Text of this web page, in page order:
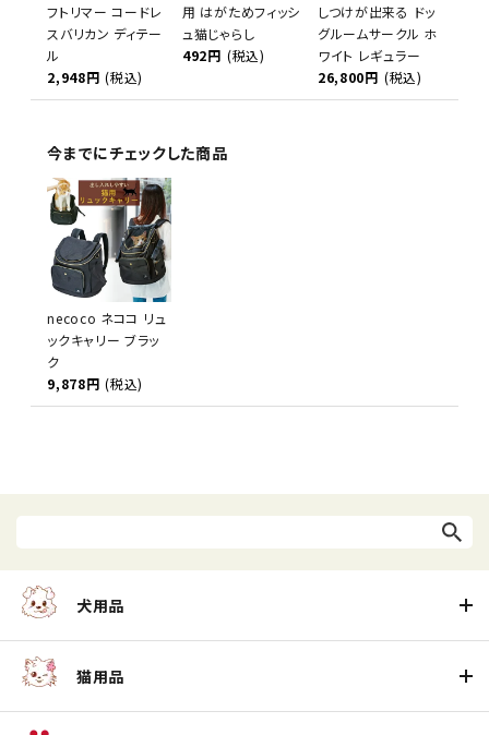
フトリマー コードレ
スバリカン ディテー
ル
2,948円 (税込)
用 はがためフィッシ
ュ猫じゃらし
492円 (税込)
しつけが出来る ドッ
グルームサークル ホ
ワイト レギュラー
26,800円 (税込)
今までにチェックした商品
necoco ネココ リュ
ックキャリー ブラッ
ク
9,878円 (税込)
犬用品
猫用品